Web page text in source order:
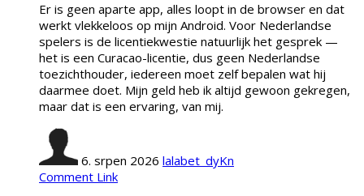
Er is geen aparte app, alles loopt in de browser en dat
werkt vlekkeloos op mijn Android. Voor Nederlandse
spelers is de licentiekwestie natuurlijk het gesprek —
het is een Curacao-licentie, dus geen Nederlandse
toezichthouder, iedereen moet zelf bepalen wat hij
daarmee doet. Mijn geld heb ik altijd gewoon gekregen,
maar dat is een ervaring, van mij.
6. srpen 2026 lalabet_dyKn
Comment Link